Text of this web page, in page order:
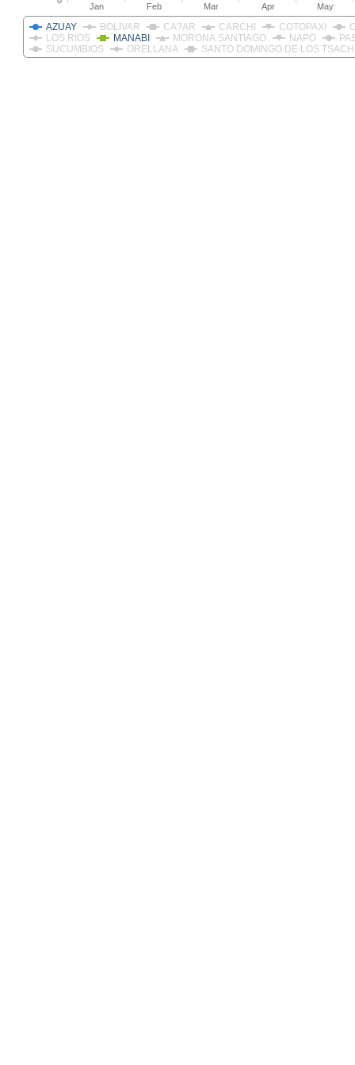
AZUAY BOLIVAR CA?AR CARCHI COTOPAXI
LOS RIOS
MANABI MORONA SANTIAGO NAPO
SUCUMBIOS
ORELLANA SANTO DOMINGO DE LOS
Jan Feb Mar Apr May